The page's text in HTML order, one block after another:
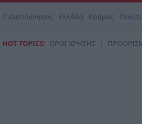
Πελοπόννησος Ελλάδα Κόσμος
HOT TOPICS: ΟΡΟΙ ΧΡΗΣΗΣ